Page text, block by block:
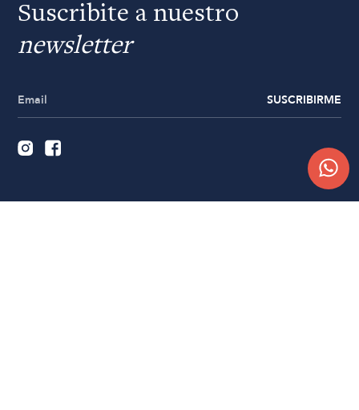
Suscribite a nuestro
newsletter
SUSCRIBIRME